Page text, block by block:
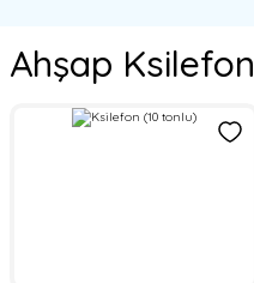
Ahşap Ksilefon